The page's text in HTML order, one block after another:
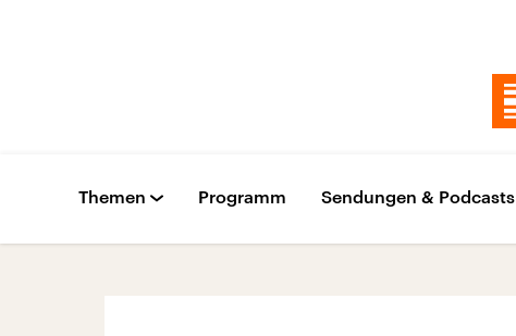
Themen Programm Sendungen & Podcasts